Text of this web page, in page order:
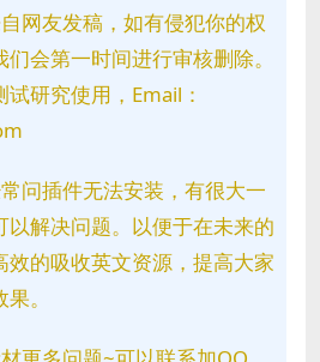
网友发稿，如有侵犯你的权
会第一时间进行审核删除。
研究使用，Email：
问插件无法安装，有很大一
以解决问题。以便于在未来的
效的吸收英文资源，提高大家
。